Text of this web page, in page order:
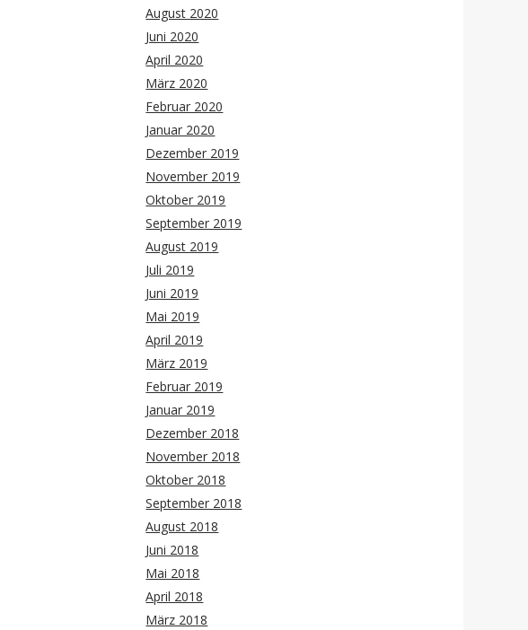
August 2020
Juni 2020
April 2020
März 2020
Februar 2020
Januar 2020
Dezember 2019
November 2019
Oktober 2019
September 2019
August 2019
Juli 2019
Juni 2019
Mai 2019
April 2019
März 2019
Februar 2019
Januar 2019
Dezember 2018
November 2018
Oktober 2018
September 2018
August 2018
Juni 2018
Mai 2018
April 2018
März 2018